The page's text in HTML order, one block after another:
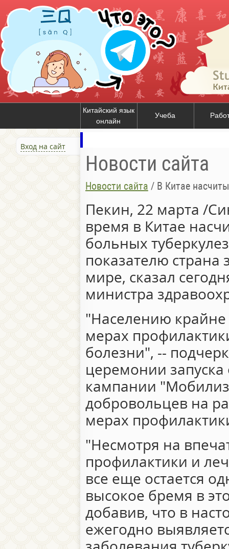
Китайский язык
онлайн
Учеба
Вход на сайт
Новости сайта
Новости сайта / В Китае насчитывается около 4,99
Пекин, 22 марта /
время в Китае
больных
показателю страна
мире, сказал
министра
"Населению крайне
мерах
болезни", --
церемонии
кампании
добровольцев на
мерах
"Несмотря на
профилактики и
все еще остается
высокое бремя в
добавив, что в
ежегодно